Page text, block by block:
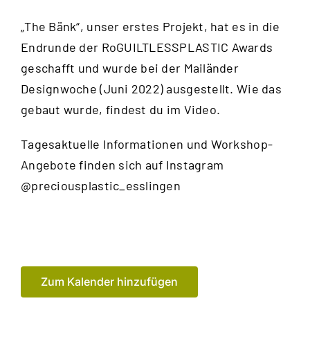
„The Bänk“, unser erstes Projekt, hat es in die
Endrunde der RoGUILTLESSPLASTIC Awards
geschafft und wurde bei der Mailänder
Designwoche (Juni 2022) ausgestellt. Wie das
gebaut wurde, findest du im Video.
Tagesaktuelle Informationen und Workshop-
Angebote finden sich auf Instagram
@preciousplastic_esslingen
Zum Kalender hinzufügen